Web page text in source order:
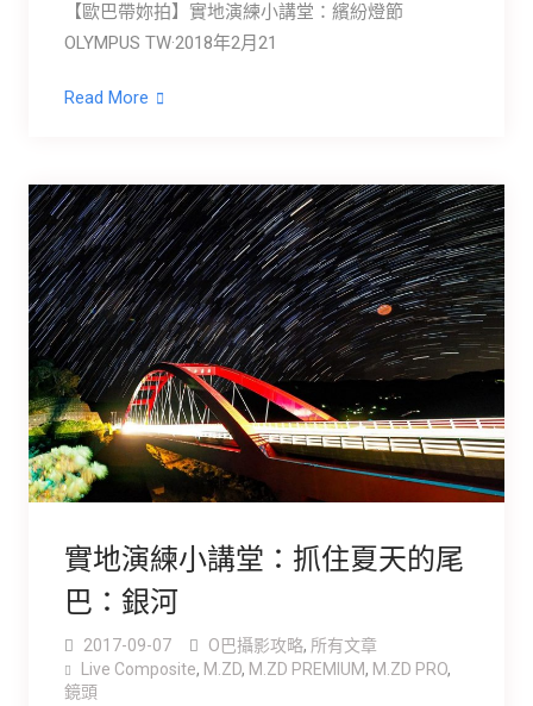
【歐巴帶妳拍】實地演練小講堂：繽紛燈節
OLYMPUS TW·2018年2月21
Read More
實地演練小講堂：抓住夏天的尾
巴：銀河
2017-09-07 O巴攝影攻略, 所有文章
Live Composite, M.ZD, M.ZD PREMIUM, M.ZD PRO,
鏡頭